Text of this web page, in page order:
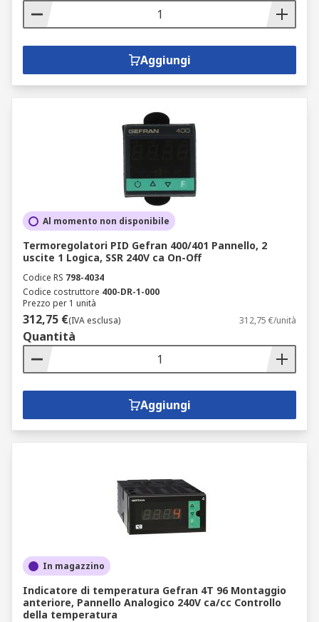
Aggiungi
Al momento non disponibile
Termoregolatori PID Gefran 400/401 Pannello, 2
uscite 1 Logica, SSR 240V ca On-Off
Codice RS 798-4034
Codice costruttore 400-DR-1-000
Prezzo per 1 unità
312,75 €(IVA esclusa) 312,75 €/unità
Quantità
Aggiungi
In magazzino
Indicatore di temperatura Gefran 4T 96 Montaggio
anteriore, Pannello Analogico 240V ca/cc Controllo
della temperatura